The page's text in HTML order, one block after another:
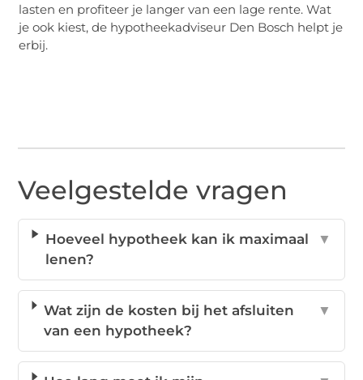
lasten en profiteer je langer van een lage rente. Wat
je ook kiest, de hypotheekadviseur Den Bosch helpt je
erbij.
Veelgestelde vragen
Hoeveel hypotheek kan ik maximaal
lenen?
▼
Wat zijn de kosten bij het afsluiten
van een hypotheek?
▼